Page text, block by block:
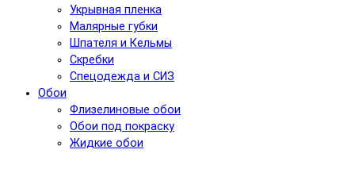
Укрывная пленка
Малярные губки
Шпателя и Кельмы
Скребки
Спецодежда и СИЗ
Обои
Флизелиновые обои
Обои под покраску
Жидкие обои